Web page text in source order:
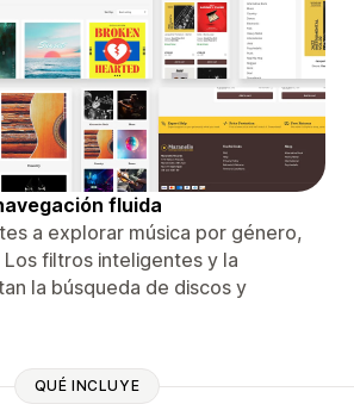
fluida
a explorar música por género,
filtros inteligentes y la
la búsqueda de discos y
QUÉ INCLUYE